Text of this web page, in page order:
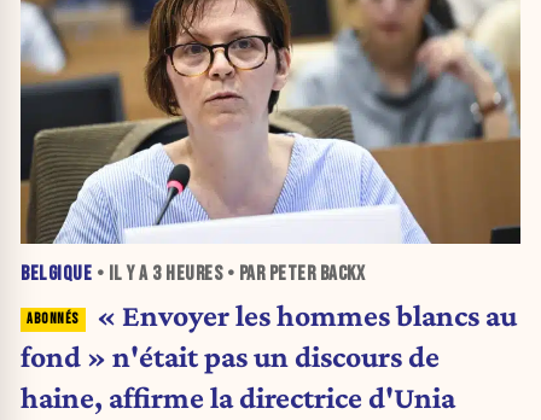
BELGIQUE • IL Y A 3 HEURES• PAR PETER BACKX
« Envoyer les hommes blancs au
fond » n'était pas un discours de
haine, affirme la directrice d'Unia